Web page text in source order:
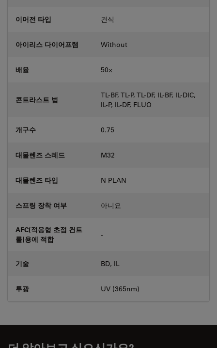
이머전 타입 건식
아이리스 다이어프램 Without
배율 50⨉
콘트라스트 법
TL-BF, TL-P, TL-DF, IL-BF, IL-DIC,
IL-P, IL-DF, FLUO
개구수 0.75
대물렌즈 스레드 M32
대물렌즈 타입 N PLAN
스프링 장착 여부 아니요
AFC(적응형 초점 컨트
롤)용에 적합
-
기술 BD, IL
투광 UV (365nm)